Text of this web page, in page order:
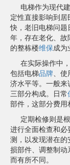
电梯作为现代
定性直接影响到
快，老旧电梯问
年，存在老化、
的整栋楼维保成为
在实际操作中
包括电梯品牌 、
济水平等。一般来
三部分构成。日常
部件，这部分费用
定期检修则是
进行全面检查和必
测，以发现潜在
损部件、调整制
而有所不同。